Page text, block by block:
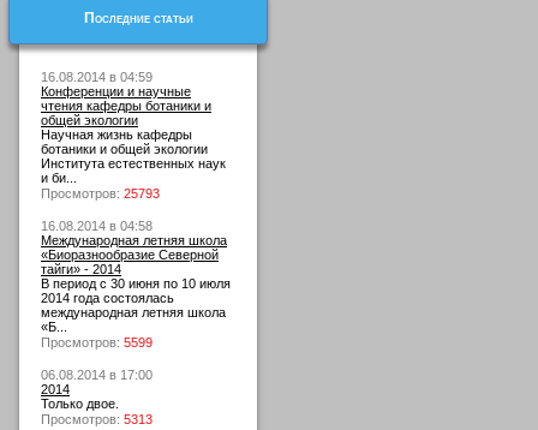
Последние статьи
16.08.2014 в 04:59
Конференции и научные
чтения кафедры ботаники и
общей экологии
Научная жизнь кафедры
ботаники и общей экологии
Института естественных наук
и би...
Просмотров: 25793
16.08.2014 в 04:58
Международная летняя школа
«Биоразнообразие Северной
тайги» - 2014
В период с 30 июня по 10 июля
2014 года состоялась
международная летняя школа
«Б...
Просмотров: 5599
06.08.2014 в 17:00
2014
Только двое.
Просмотров: 5313